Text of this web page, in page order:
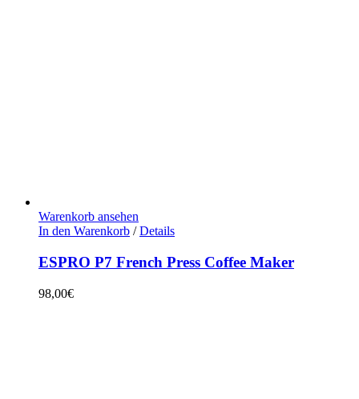
Warenkorb ansehen
In den Warenkorb / Details
ESPRO P7 French Press Coffee Maker
98,00€